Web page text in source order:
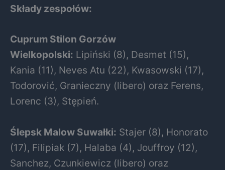
Składy zespołów:
Cuprum Stilon Gorzów
Wielkopolski: Lipiński (8), Desmet (15),
Kania (11), Neves Atu (22), Kwasowski (17),
Todorović, Granieczny (libero) oraz Ferens,
Lorenc (3), Stępień.
Ślepsk Malow Suwałki: Stajer (8), Honorato
(17), Filipiak (7), Halaba (4), Jouffroy (12),
Sanchez, Czunkiewicz (libero) oraz